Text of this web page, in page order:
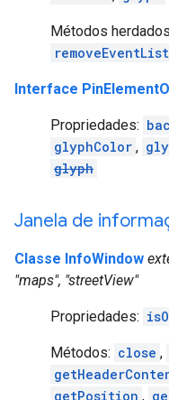
Métodos
Interface
Propriedades:
glyphColor ,
glyph
Janela de
Classe InfoWindow
"maps", "streetView"
Propriedades:
Métodos: close ,
getPosition ,